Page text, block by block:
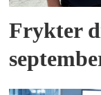
Frykter